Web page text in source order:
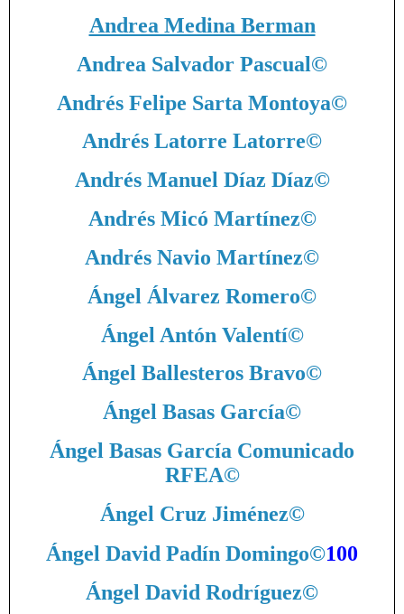
Andrea Medina Berman
Andrea Salvador Pascual©
Andrés Felipe Sarta Montoya©
Andrés Latorre Latorre©
Andrés Manuel Díaz Díaz©
Andrés Micó Martínez©
Andrés Navio Martínez©
Ángel Álvarez Romero©
Ángel Antón Valentí©
Ángel Ballesteros Bravo©
Ángel Basas García©
Ángel Basas García Comunicado
RFEA©
Ángel Cruz Jiménez©
Ángel David Padín Domingo©100
Ángel David Rodríguez©